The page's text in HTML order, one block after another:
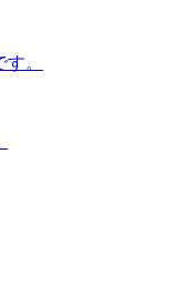
。